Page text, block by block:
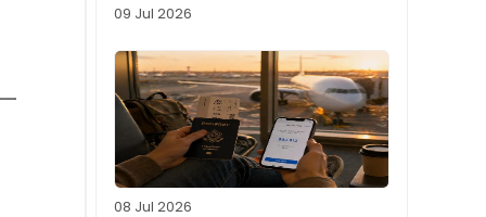
09 Jul 2026
08 Jul 2026